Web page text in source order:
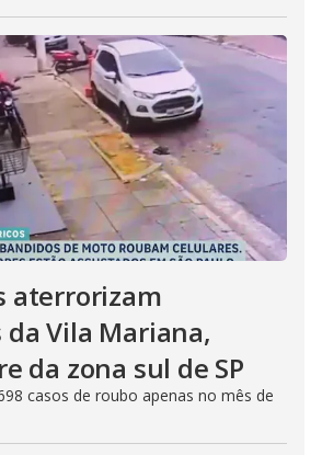
aterrorizam
Vila Mariana,
da zona sul de SP
casos de roubo apenas no mês de